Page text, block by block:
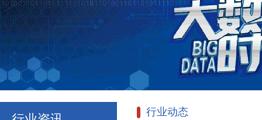
行业动态